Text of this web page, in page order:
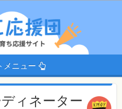
メニュー
ィネーター